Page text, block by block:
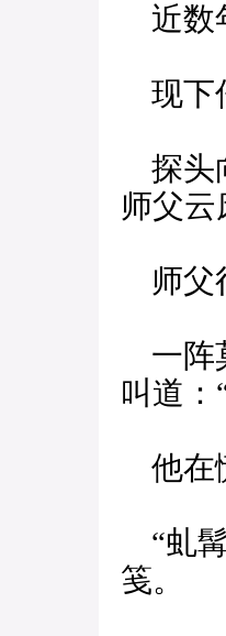
近数
现下
探头
师父
师父
一阵
叫道：
他在
“虬
笺。